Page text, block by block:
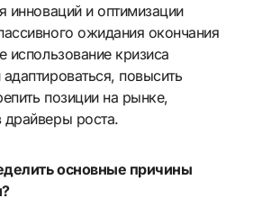
инноваций и оптимизации
ожидания окончания
использование кризиса
повысить
позиции на рынке,
роста.
основные причины